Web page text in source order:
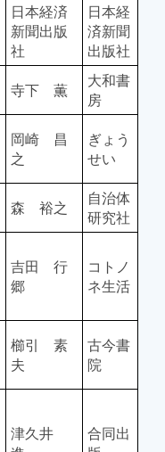
日本経済
新聞出版
社
日本経
済新聞
出版社
寺下 薫
大和書
房
岡崎 昌
之
ぎょう
せい
森 裕之
自治体
研究社
吉田 行
郷
コトノ
ネ生活
櫛引 素
夫
古今書
院
津久井
合同出